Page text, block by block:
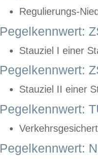
Regulierungs-
Pegelkennwert:
Stauziel I einer
Pegelkennwert:
Stauziel II einer
Pegelkennwert:
Pegelkennwert: